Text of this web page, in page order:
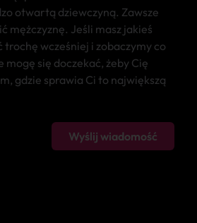
otwartą dziewczyną. Zawsze
mężczyznę. Jeśli masz jakieś
trochę wcześniej i zobaczymy co
mogę się doczekać, żeby Cię
gdzie sprawia Ci to największą
Wyślij wiadomość